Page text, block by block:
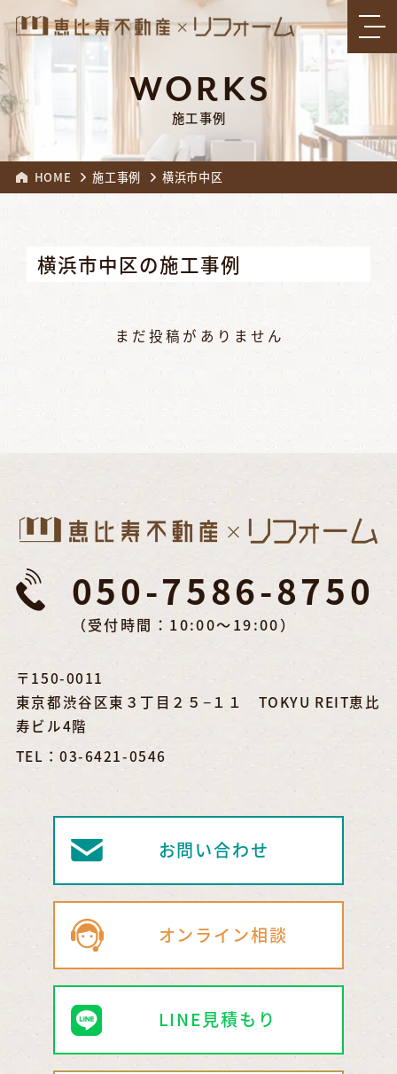
WORKS
施工事例
HOME 施工事例 横浜市中区
横浜市中区の施工事例
まだ投稿がありません
050-7586-8750
（受付時間：10:00～19:00）
〒150-0011
東京都渋谷区東３丁目２５−１１ TOKYU REIT恵比
寿ビル4階
TEL：03-6421-0546
お問い合わせ
オンライン相談
LINE見積もり